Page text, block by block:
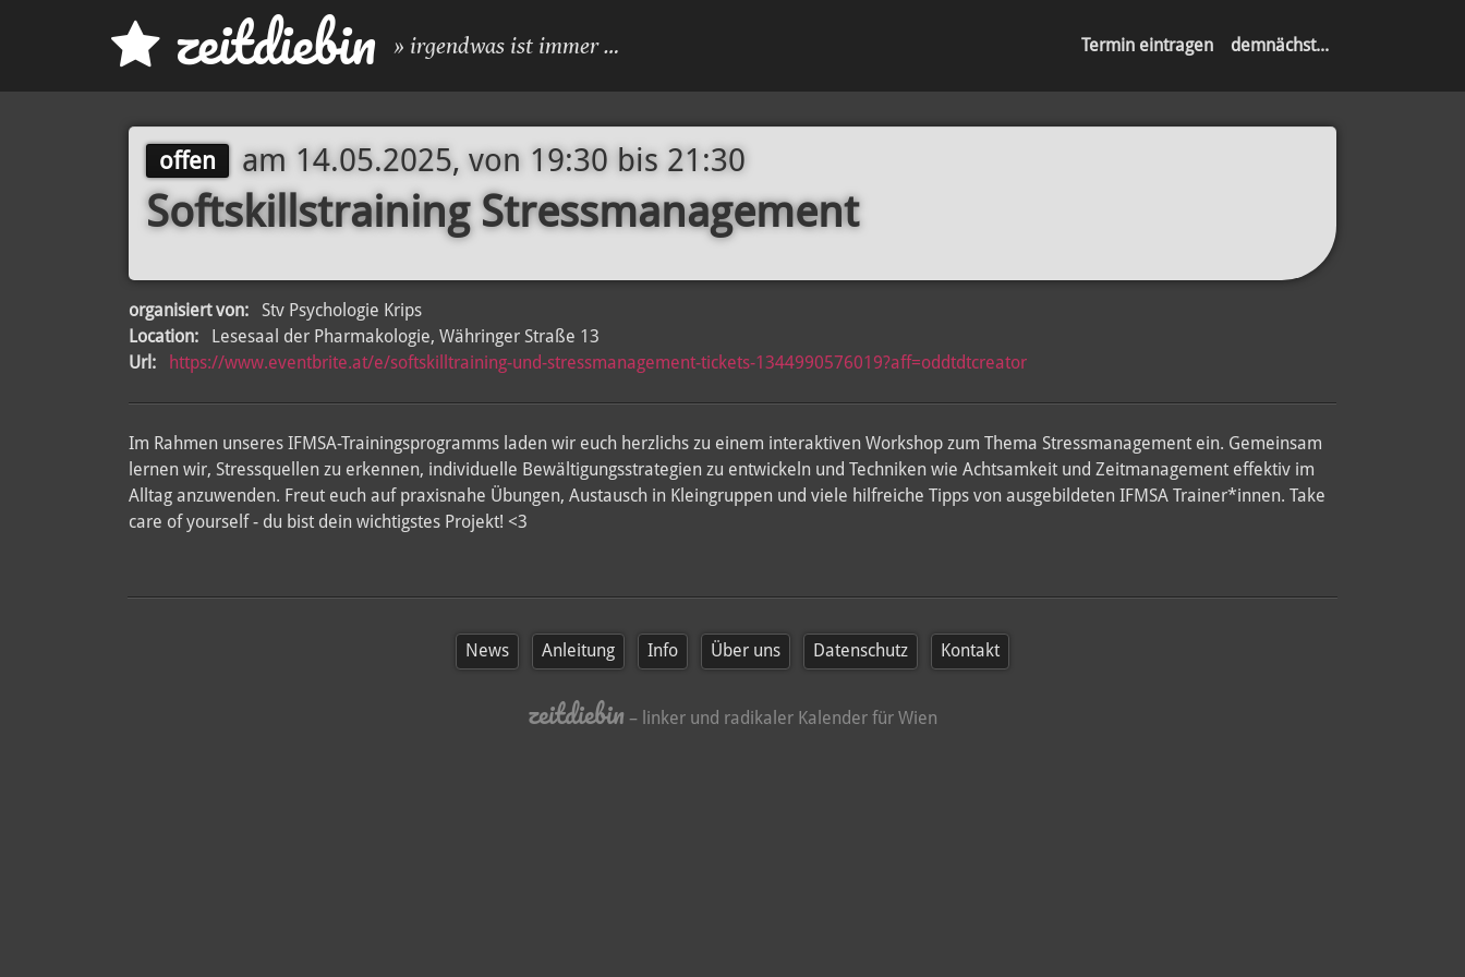
zeitdiebin » irgendwas ist immer … Termin eintragen demnächst...
offen am 14.05.2025, von 19:30 bis 21:30
Softskillstraining Stressmanagement
organisiert von:
Stv Psychologie Krips
Location:
Lesesaal der Pharmakologie, Währinger Straße 13
Url:
https://www.eventbrite.at/e/softskilltraining-und-stressmanagement-tickets-1344990576019?aff=oddtdtcreator
Im Rahmen unseres IFMSA-Trainingsprogramms laden wir euch herzlichs zu einem interaktiven Workshop zum Thema Stressmanagement ein. Gemeinsam
lernen wir, Stressquellen zu erkennen, individuelle Bewältigungsstrategien zu entwickeln und Techniken wie Achtsamkeit und Zeitmanagement effektiv im
Alltag anzuwenden. Freut euch auf praxisnahe Übungen, Austausch in Kleingruppen und viele hilfreiche Tipps von ausgebildeten IFMSA Trainer*innen. Take
care of yourself - du bist dein wichtigstes Projekt! <3
News Anleitung Info Über uns Datenschutz Kontakt
zeitdiebin – linker und radikaler Kalender für Wien